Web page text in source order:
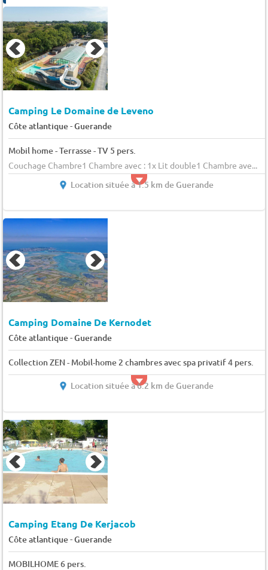
Camping Le Domaine de Leveno
Côte atlantique-Guerande
Mobil home - Terrasse - TV 5 pers.
Couchage Chambre1 Chambre avec : 1x Lit double1 Chambre ave...
Location située à 1.5 km de Guerande
Camping Domaine De Kernodet
Côte atlantique-Guerande
Collection ZEN - Mobil-home 2 chambres avec spa privatif 4 pers.
Location située à 6.2 km de Guerande
Camping Etang De Kerjacob
Côte atlantique-Guerande
MOBILHOME 6 pers.